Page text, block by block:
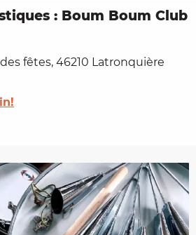
: Boum Boum Club
fêtes, 46210 Latronquière